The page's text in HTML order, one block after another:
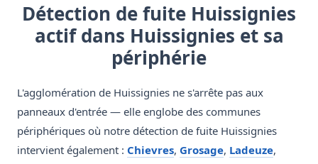
Détection de fuite Huissignies
actif dans Huissignies et sa
périphérie
L'agglomération de Huissignies ne s'arrête pas aux
panneaux d'entrée — elle englobe des communes
périphériques où notre détection de fuite Huissignies
intervient également : Chievres, Grosage, Ladeuze,